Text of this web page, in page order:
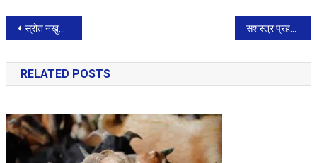
Post
navigation
स्रोत नखुलेको नगद सहित एक जना पक्राउ सशस्त्र प्रहरीका डिआइजी गणेश ठाडा मगरको सक्रियतामा ३४ लाख भन्दा बढीको पटाका नष्ट।
RELATED POSTS